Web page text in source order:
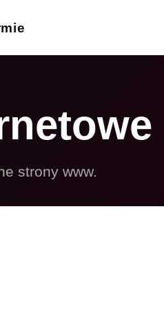
wielkoformat.
firmowe
strony www.